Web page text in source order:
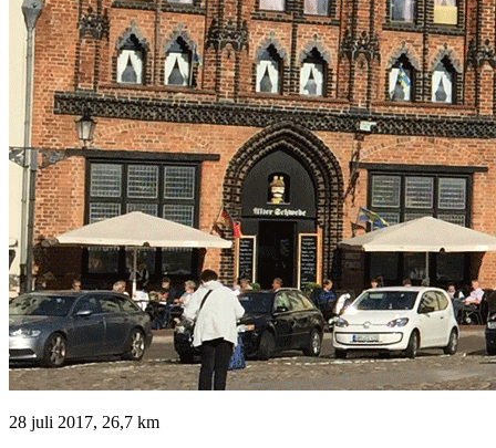
28 juli 2017, 26,7 km